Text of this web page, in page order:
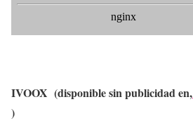
IVOOX (disponible sin publicidad en,
)